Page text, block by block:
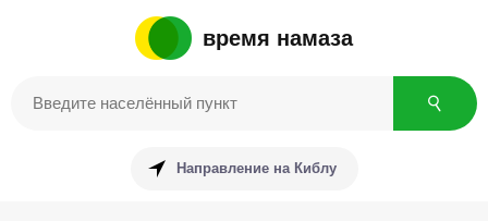
время намаза
Направление на Киблу